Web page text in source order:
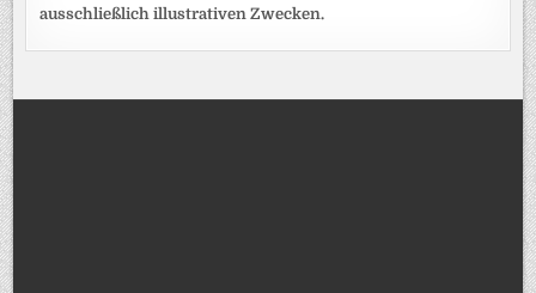
ausschließlich illustrativen Zwecken.